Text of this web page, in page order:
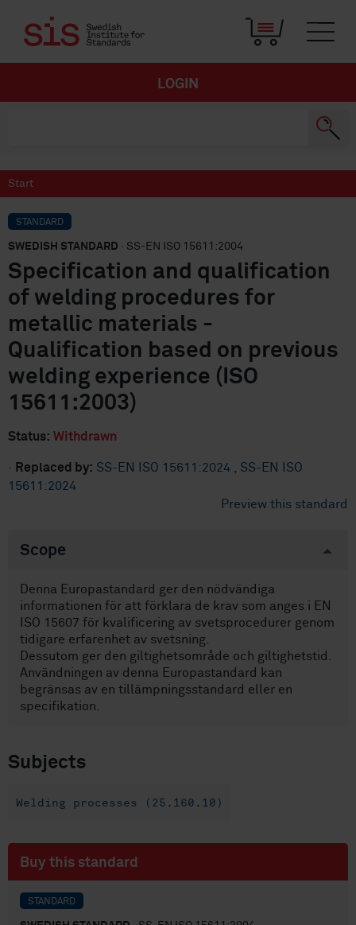
LOGIN
Start
STANDARD
SWEDISH STANDARD · SS-EN ISO 15611:2004
Specification and qualification
of welding procedures for
metallic materials -
Qualification based on previous
welding experience (ISO
15611:2003)
Status: Withdrawn
· Replaced by: SS-EN ISO 15611:2024
SS-EN ISO
15611:2024
Preview this standard
Scope
Denna Europastandard ger den nödvändiga
informationen för att förklara de krav som anges i EN
ISO 15607 för kvalificering av svetsprocedurer genom
tidigare erfarenhet av svetsning.
Dessutom ger den giltighetsområde och giltighetstid.
Användningen av denna Europastandard kan
begränsas av en tillämpningsstandard eller en
specifikation.
Subjects
Welding processes (25.160.10)
Buy this standard
STANDARD